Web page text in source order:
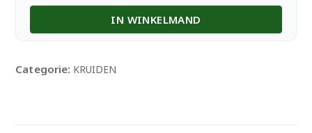
Curry
-25g
IN WINKELMAND
Categorie: KRUIDEN